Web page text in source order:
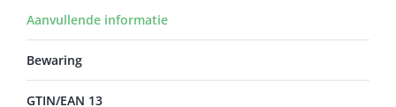
Aanvullende informatie
Bewaring
GTIN/EAN 13